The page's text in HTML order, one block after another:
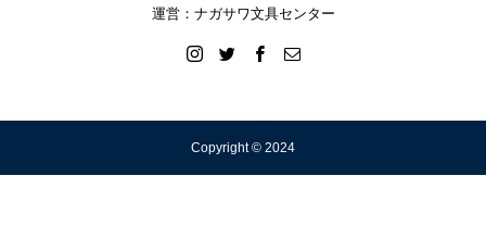
運営：ナガサワ文具センター
Copyright © 2024